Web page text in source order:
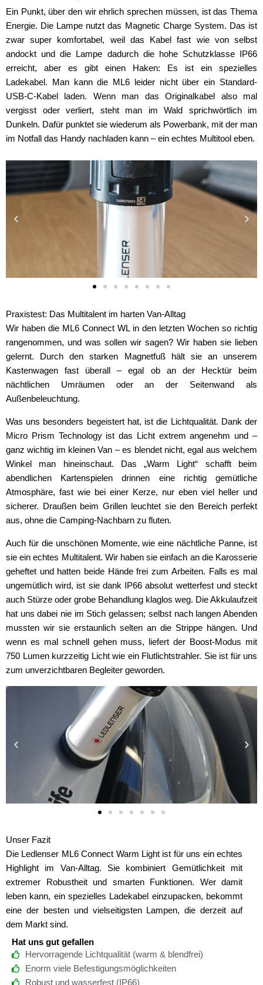
Ein Punkt, über den wir ehrlich sprechen müssen, ist das Thema
Energie. Die Lampe nutzt das Magnetic Charge System. Das ist
zwar super komfortabel, weil das Kabel fast wie von selbst
andockt und die Lampe dadurch die hohe Schutzklasse IP66
erreicht, aber es gibt einen Haken: Es ist ein spezielles
Ladekabel. Man kann die ML6 leider nicht über ein Standard-
USB-C-Kabel laden. Wenn man das Originalkabel also mal
vergisst oder verliert, steht man im Wald sprichwörtlich im
Dunkeln. Dafür punktet sie wiederum als Powerbank, mit der man
im Notfall das Handy nachladen kann – ein echtes Multitool eben.
Praxistest: Das Multitalent im harten Van-Alltag
Wir haben die ML6 Connect WL in den letzten Wochen so richtig
rangenommen, und was sollen wir sagen? Wir haben sie lieben
gelernt. Durch den starken Magnetfuß hält sie an unserem
Kastenwagen fast überall – egal ob an der Hecktür beim
nächtlichen Umräumen oder an der Seitenwand als
Außenbeleuchtung.
Was uns besonders begeistert hat, ist die Lichtqualität. Dank der
Micro Prism Technology ist das Licht extrem angenehm und –
ganz wichtig im kleinen Van – es blendet nicht, egal aus welchem
Winkel man hineinschaut. Das „Warm Light“ schafft beim
abendlichen Kartenspielen drinnen eine richtig gemütliche
Atmosphäre, fast wie bei einer Kerze, nur eben viel heller und
sicherer. Draußen beim Grillen leuchtet sie den Bereich perfekt
aus, ohne die Camping-Nachbarn zu fluten.
Auch für die unschönen Momente, wie eine nächtliche Panne, ist
sie ein echtes Multitalent. Wir haben sie einfach an die Karosserie
geheftet und hatten beide Hände frei zum Arbeiten. Falls es mal
ungemütlich wird, ist sie dank IP66 absolut wetterfest und steckt
auch Stürze oder grobe Behandlung klaglos weg. Die Akkulaufzeit
hat uns dabei nie im Stich gelassen; selbst nach langen Abenden
mussten wir sie erstaunlich selten an die Strippe hängen. Und
wenn es mal schnell gehen muss, liefert der Boost-Modus mit
750 Lumen kurzzeitig Licht wie ein Flutlichtstrahler. Sie ist für uns
zum unverzichtbaren Begleiter geworden.
Unser Fazit
Die Ledlenser ML6 Connect Warm Light ist für uns ein echtes
Highlight im Van-Alltag. Sie kombiniert Gemütlichkeit mit
extremer Robustheit und smarten Funktionen. Wer damit
leben kann, ein spezielles Ladekabel einzupacken, bekommt
eine der besten und vielseitigsten Lampen, die derzeit auf
dem Markt sind.
Hat uns gut gefallen
Hervorragende Lichtqualität (warm & blendfrei)
Enorm viele Befestigungsmöglichkeiten
Robust und wasserfest (IP66)